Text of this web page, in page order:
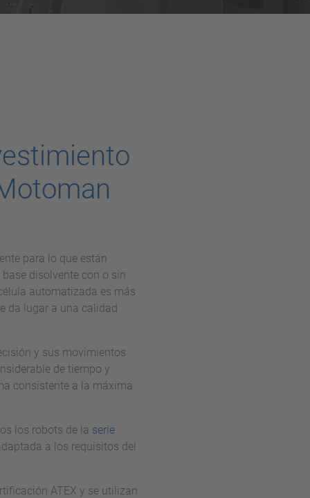
para lo que están
disolvente con o sin
automatizada es más
da lugar a una calidad
y sus movimientos
de tiempo y
consistente a la máxima
los robots de la serie
a los requisitos del
ATEX y se utilizan